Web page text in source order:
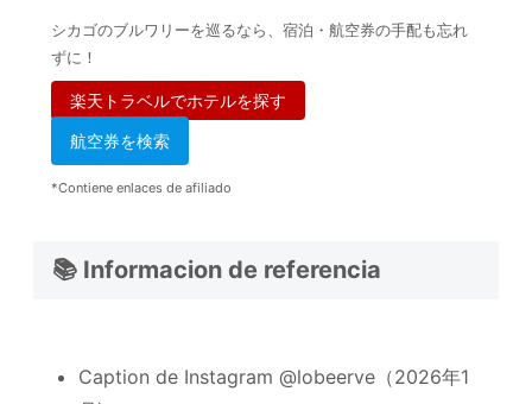
シカゴのブルワリーを巡るなら、宿泊・航空券の手配も忘れ
ずに！
楽天トラベルでホテルを探す
航空券を検索
*Contiene enlaces de afiliado
📚 Informacion de referencia
Caption de Instagram @lobeerve（2026年1